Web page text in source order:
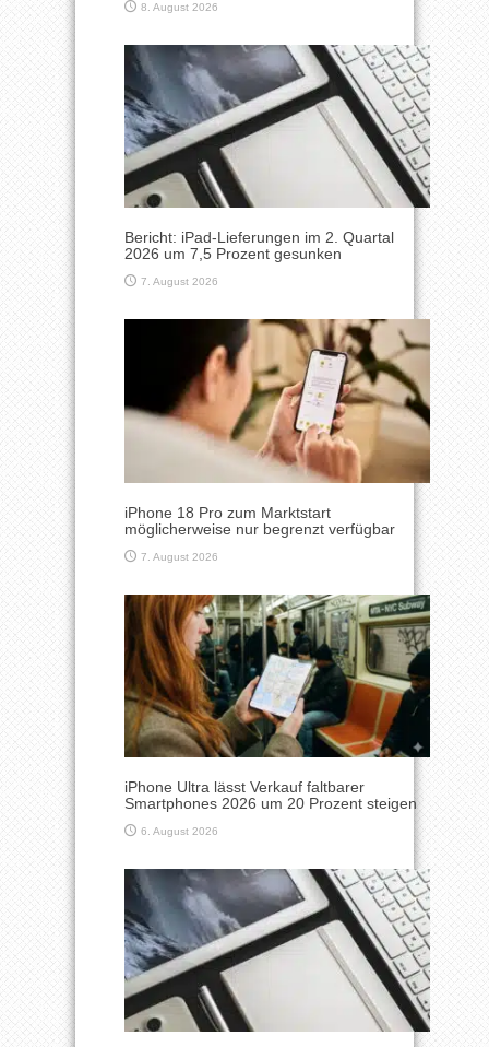
8. August 2026
Bericht: iPad-Lieferungen im 2. Quartal
2026 um 7,5 Prozent gesunken
7. August 2026
iPhone 18 Pro zum Marktstart
möglicherweise nur begrenzt verfügbar
7. August 2026
iPhone Ultra lässt Verkauf faltbarer
Smartphones 2026 um 20 Prozent steigen
6. August 2026